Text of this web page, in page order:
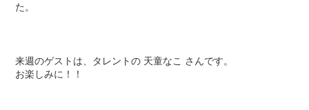
た。
来週のゲストは、タレントの 天童なこ さんです。
お楽しみに！！